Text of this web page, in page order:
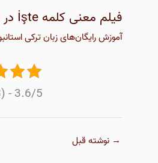
فیلم معنی کلمه İşte در ترکی استانبولی به فارسی
آموزش رایگان‌های زبان ترکی
3.6/5 - (23 امتیاز)
→ نوشته قبل